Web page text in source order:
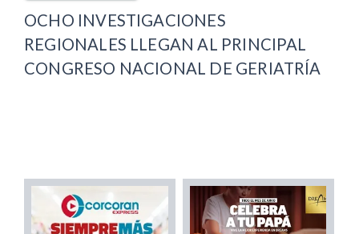
OCHO INVESTIGACIONES
REGIONALES LLEGAN AL PRINCIPAL
CONGRESO NACIONAL DE GERIATRÍA